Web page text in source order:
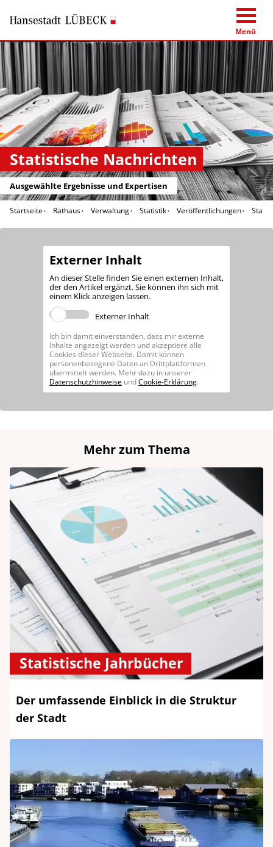
Menü
Statistische Nachrichten
Ausgewählte Ergebnisse und Expertisen
Startseite Rathaus Verwaltung Statistik Veröffentlichungen
Externer Inhalt
An dieser Stelle finden Sie einen externen Inhalt,
der den Artikel ergänzt. Sie können ihn sich mit
einem Klick anzeigen lassen.
Externer Inhalt
Ich bin damit einverstanden, dass mir externe
Inhalte angezeigt werden und akzeptiere alle
Cookies dieser Webseite. Damit können
personenbezogene Daten an Drittplattformen
übermittelt werden. Mehr dazu in unserer
Datenschutzhinweise undCookie-Erklärung.
Mehr zum Thema
Statistische Jahrbücher
Der umfassende Einblick in die Struktur
der Stadt